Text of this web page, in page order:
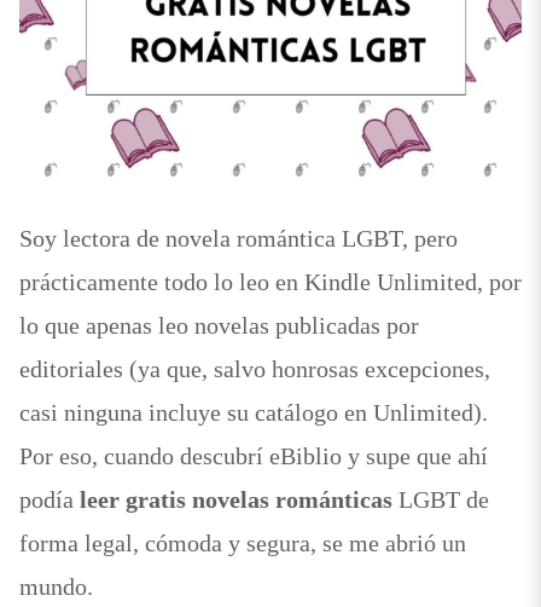
Soy lectora de novela romántica LGBT, pero
prácticamente todo lo leo en Kindle Unlimited, por
lo que apenas leo novelas publicadas por
editoriales (ya que, salvo honrosas excepciones,
casi ninguna incluye su catálogo en Unlimited).
Por eso, cuando descubrí eBiblio y supe que ahí
podía leer gratis novelas románticasLGBT de
forma legal, cómoda y segura, se me abrió un
mundo.